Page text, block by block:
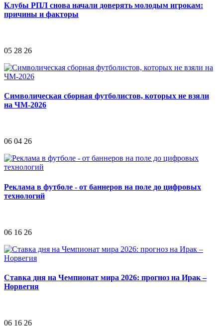
Клубы РПЛ снова начали доверять молодым игрокам:
причины и факторы
05 28 26
Символическая сборная футболистов, которых не взяли
на ЧМ-2026
06 04 26
Реклама в футболе - от баннеров на поле до цифровых
технологий
06 16 26
Ставка дня на Чемпионат мира 2026: прогноз на Ирак –
Норвегия
06 16 26